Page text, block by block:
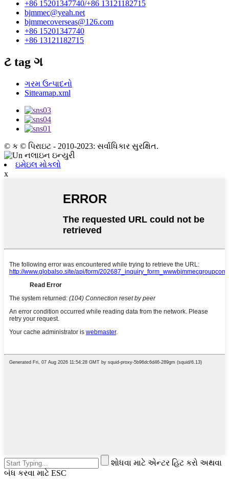
+86 15201347740/+86 13121182715
bjmmec@yeah.net
bjmmecoverseas@126.com
+86 15201347740
+86 13121182715
ટ tag ગ
ગરમ ઉત્પાદનો
Sitteamap.xml
© ક © પિરાઇટ - 2010-2023: સર્વાધિકાર સુરક્ષિત.
ઇમેઇલ મોકલો
x
શોધવા માટે એન્ટર હિટ કરો અથવા
બંધ કરવા માટે ESC